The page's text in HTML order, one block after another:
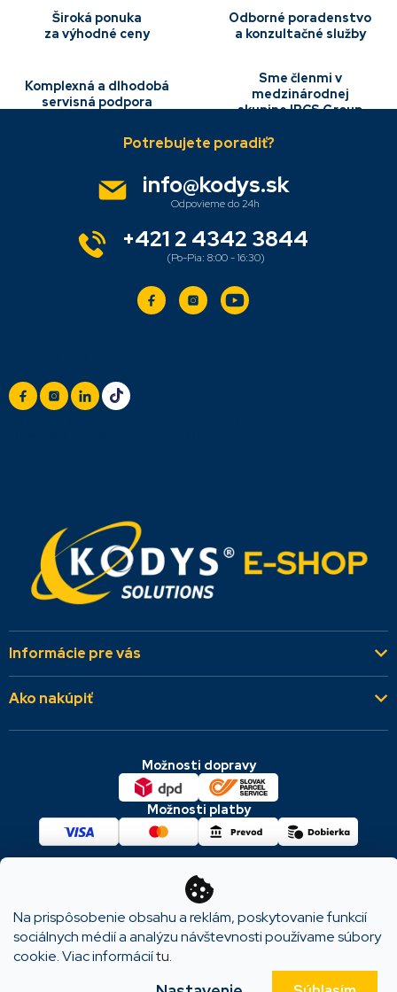
Na prispôsobenie obsahu a reklám, poskytovanie funkcií
sociálnych médií a analýzu návštevnosti používame súbory
cookie. Viac informáciítu.
ý
p
s
u
Široká ponuka
za výhodné ceny
Odborné poradenstvo
a konzultačné služby
Komplexná a dlhodobá
servisná podpora
Sme členmi v
medzinárodnej
skupine IBCS Group
Informácie pre vás
Kto sme
Ako nakúpiť
Dodacie a platobné podmienky
Reklamácie a vrátenie
info@kodys.sk
+421 2 4342 3844
Možnosti dopravy
Možnosti platby
KODYS SOLUTIONS
vyhradené.